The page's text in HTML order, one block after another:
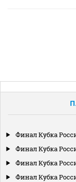
Финал Кубка
Финал Кубка
Финал Кубка
Финал Кубка